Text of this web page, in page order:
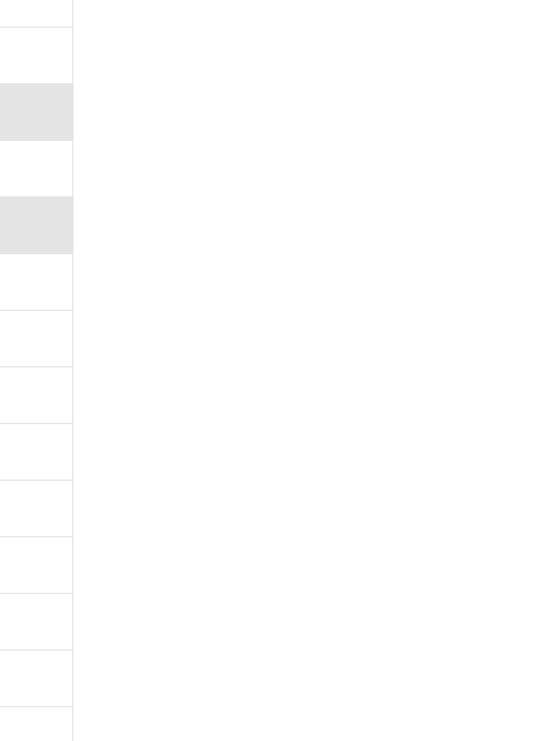
ar fi
la